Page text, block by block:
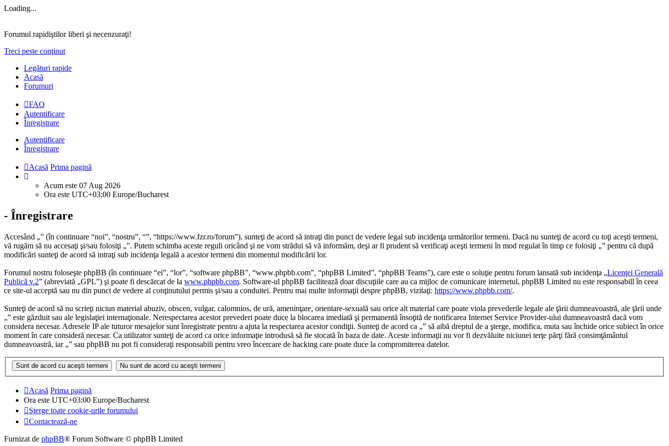
Loading...
Forumul rapidiştilor liberi şi necenzuraţi!
Treci peste conţinut
Legături rapide
Acasă
Forumuri
FAQ
Autentificare
Înregistrare
Autentificare
Înregistrare
Acasă Prima pagină
Acum este 07 Aug 2026
Ora este UTC+03:00 Europe/Bucharest
- Înregistrare
Accesând „” (în continuare “noi”, “nostru”, “”, “https://www.fzr.ro/forum”), sunteţi de acord să intraţi din punct de vedere legal sub incidenţa următorilor termeni. Dacă nu sunteţi de acord cu toţi aceşti termeni,
vă rugăm să nu accesaţi şi/sau folosiţi „”. Putem schimba aceste reguli oricând şi ne vom strădui să vă informăm, deşi ar fi prudent să verificaţi aceşti termeni în mod regulat în timp ce folosiţi „” pentru că după
modificări sunteţi de acord să intraţi sub incidenţa legală a acestor termeni din momentul modificării lor.
Forumul nostru foloseşte phpBB (în continuare “ei”, “lor”, “software phpBB”, “www.phpbb.com”, “phpBB Limited”, “phpBB Teams”), care este o soluţie pentru forum lansată sub incidenţa „Licenţei Generală
Publică v.2” (abreviată „GPL”) şi poate fi descărcat de la www.phpbb.com. Software-ul phpBB facilitează doar discuţiile care au ca mijloc de comunicare internetul, phpBB Limited nu este responsabill în ceea
ce site-ul acceptă sau nu din punct de vedere al conţinutului permis şi/sau a conduitei. Pentru mai multe informaţii despre phpBB, vizitaţi: https://www.phpbb.com/.
Sunteţi de acord să nu scrieţi niciun material abuziv, obscen, vulgar, calomnios, de ură, ameninţare, orientare-sexuală sau orice alt material care poate viola prevederile legale ale ţării dumneavoastră, ale ţării unde
„” este găzduit sau ale legislaţiei internaţionale. Nerespectarea acestor prevederi poate duce la blocarea imediată şi permanentă însoţită de notificarea Internet Service Provider-ului dumneavoastră dacă vom
considera necesar. Adresele IP ale tuturor mesajelor sunt înregistrate pentru a ajuta la respectarea acestor condiţii. Sunteţi de acord ca „” să aibă dreptul de a şterge, modifica, muta sau închide orice subiect în orice
moment în care consideră necesar. Ca utilizator sunteţi de acord ca orice informaţie introdusă să fie stocată în baza de date. Aceste informaţii nu vor fi dezvăluite niciunei terţe părţi fără consimţământul
dumneavoastră, iar „” sau phpBB nu pot fi consideraţi responsabili pentru vreo încercare de hacking care poate duce la compromiterea datelor.
Acasă Prima pagină
Ora este UTC+03:00 Europe/Bucharest
Şterge toate cookie-urile forumului
Contactează-ne
Furnizat de phpBB® Forum Software © phpBB Limited